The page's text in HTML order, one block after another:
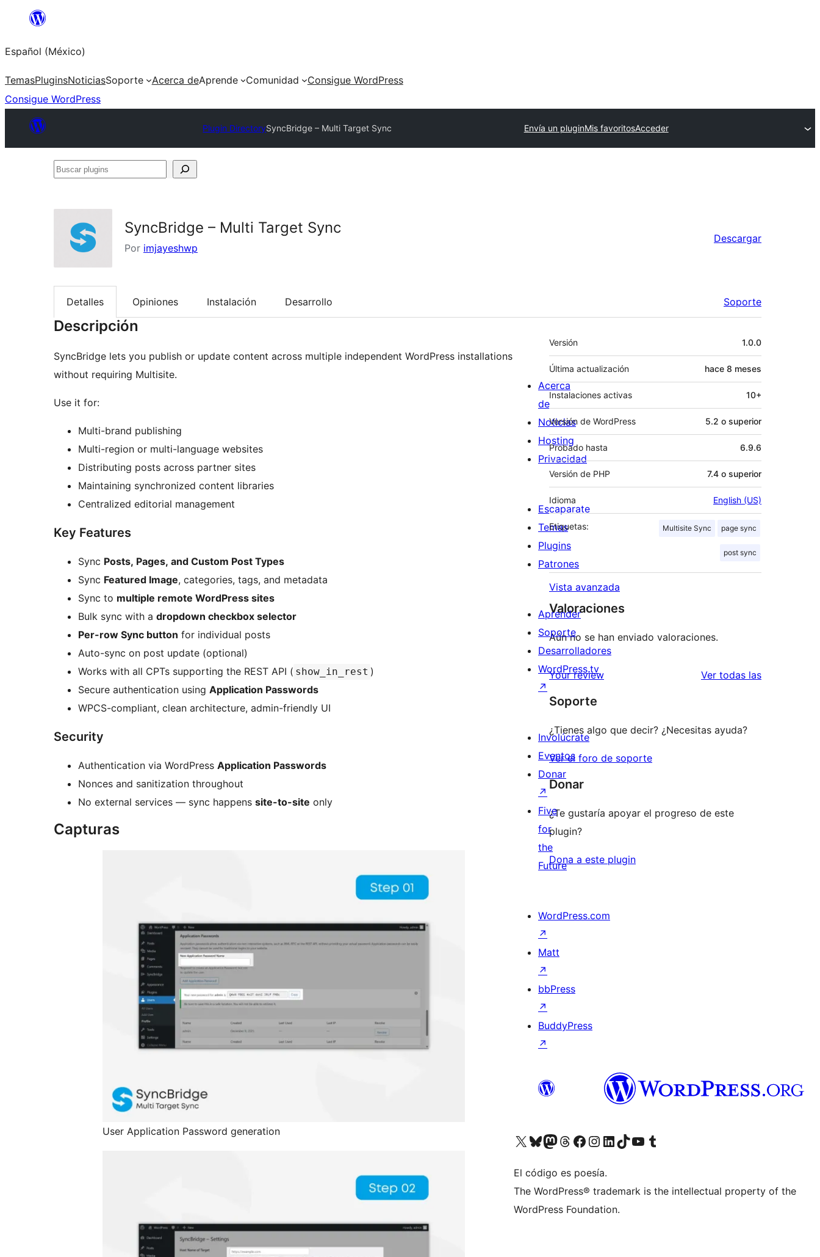
Saltar
contenido
Español (México)
TemasPluginsNoticiasSoporte Acerca deAprende Comunidad
Consigue WordPress
Consigue WordPress
Plugin DirectorySyncBridge – Multi Target Sync Envía un pluginMis favoritosAcceder
Buscar
SyncBridge – Multi Target Sync
Por imjayeshwp
Descargar
Detalles Opiniones Instalación Desarrollo Soporte
Descripción
SyncBridge lets you publish or update content across multiple independent WordPress installations
without requiring Multisite.
Use it for:
Multi-brand publishing
Multi-region or multi-language websites
Distributing posts across partner sites
Maintaining synchronized content libraries
Centralized editorial management
Key Features
Sync Posts, Pages, and Custom Post Types
Sync Featured Image, categories, tags, and metadata
Sync to multiple remote WordPress sites
Bulk sync with a dropdown checkbox selector
Per-row Sync button for individual posts
Auto-sync on post update (optional)
Works with all CPTs supporting the REST API ( show_in_rest )
Secure authentication using Application Passwords
WPCS-compliant, clean architecture, admin-friendly UI
Security
Authentication via WordPress Application Passwords
Nonces and sanitization throughout
No external services — sync happens site-to-site only
Capturas
User Application Password generation
Meta
Versión 1.0.0
Última actualización hace 8 meses
Instalaciones activas 10+
Versión de WordPress 5.2 o superior
Probado hasta 6.9.6
Versión de PHP 7.4 o superior
Idioma English (US)
Etiquetas: Multisite Sync page sync
post sync
Vista avanzada
Valoraciones
Aún no se han enviado valoraciones.
Your review Ver todas lasvaloraciones
Soporte
¿Tienes algo que decir? ¿Necesitas ayuda?
Ver el foro de soporte
Donar
¿Te gustaría apoyar el progreso de este
plugin?
Dona a este plugin
Acerca
de
Noticias
Hosting
Privacidad
Escaparate
Temas
Plugins
Patrones
Aprender
Soporte
Desarrolladores
WordPress.tv
↗
Involúcrate
Eventos
Donar
↗
Five
for
the
Future
WordPress.com
↗
Matt
↗
bbPress
↗
BuddyPress
↗
Visita nuestra cuenta de X (anteriormente Twitter)
Visita nuestra cuenta de Bluesky
Visita nuestra cuenta de Mastodon
Visita nuestra cuenta de Threads
Visita nuestra página de Facebook
Visita nuestra cuenta de Instagram
Visita nuestra cuenta de LinkedIn
Visita nuestra cuenta de TikTok
Visita nuestro canal de YouTube
Visita nuestra cuenta de Tumblr
El código es poesía.
The WordPress® trademark is the intellectual property of the
WordPress Foundation.